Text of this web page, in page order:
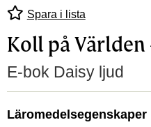
Spara i lista
Koll på
E-bok Daisy ljud
Läromedelsegenskaper